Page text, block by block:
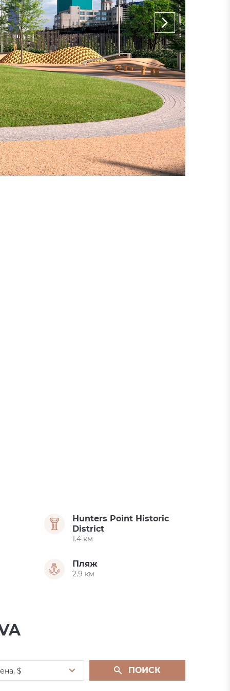
Hunters Point Historic
District
1.4 км
Пляж
2.9 км
$ ПОИСК